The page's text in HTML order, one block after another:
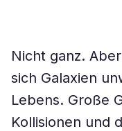
Nicht ganz.
sich Galaxien
Lebens. Große
Kollisionen und